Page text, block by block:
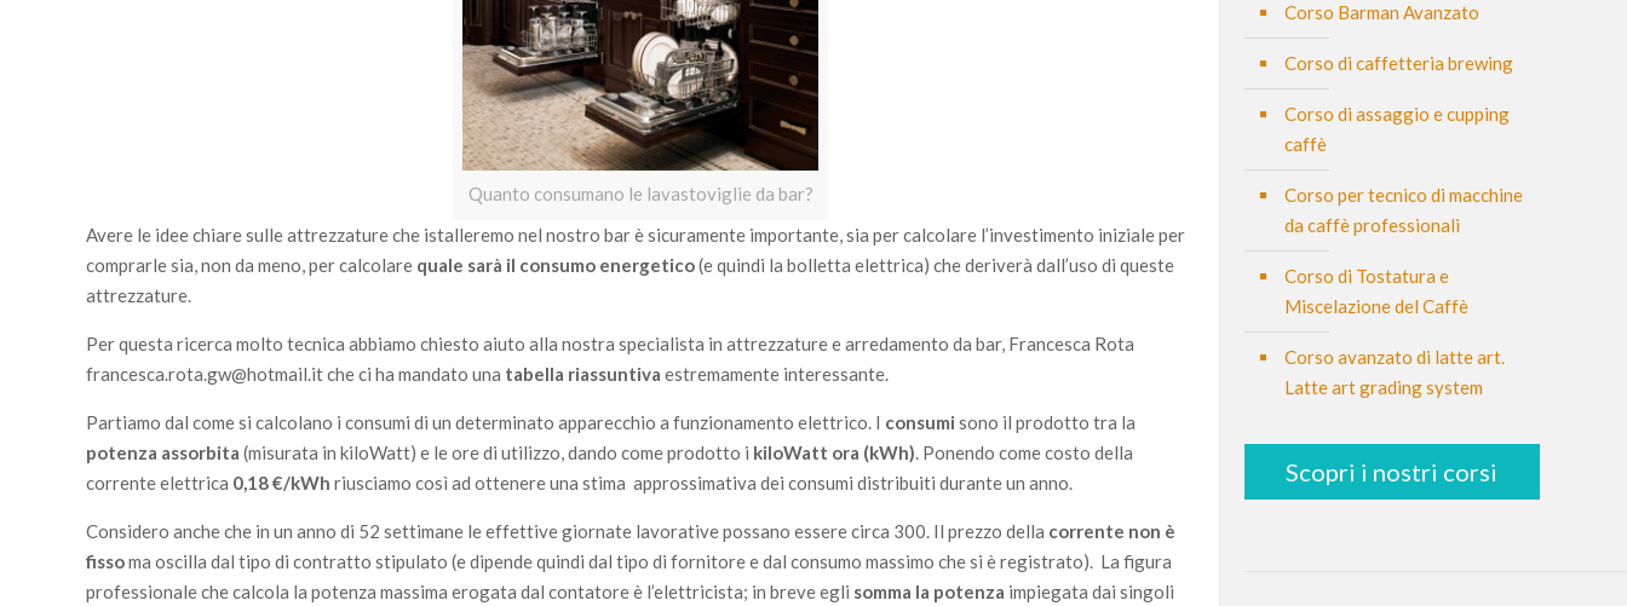
Quanto consumano le lavastoviglie da bar?
Avere le idee chiare sulle attrezzature che istalleremo nel nostro bar è sicuramente importante, sia per calcolare l’investimento iniziale per
comprarle sia, non da meno, per calcolare quale sarà il consumo energetico(e quindi la bolletta elettrica) che deriverà dall’uso di queste
attrezzature.
Per questa ricerca molto tecnica abbiamo chiesto aiuto alla nostra specialista in attrezzature e arredamento da bar, Francesca Rota
francesca.rota.gw@hotmail.itche ci ha mandato una tabella riassuntiva estremamente interessante.
Partiamo dal come si calcolano i consumi di un determinato apparecchio a funzionamento elettrico. I consumi sono il prodotto tra la
potenza assorbita (misurata in kiloWatt) e le ore di utilizzo, dando come prodotto i kiloWatt ora (kWh). Ponendo come costo della
corrente elettrica 0,18 €/kWh riusciamo così ad ottenere una stima approssimativa dei consumi distribuiti durante un anno.
Considero anche che in un anno di 52 settimane le effettive giornate lavorative possano essere circa 300. Il prezzo della corrente non è
fissoma oscilla dal tipo di contratto stipulato (e dipende quindi dal tipo di fornitore e dal consumo massimo che si è registrato). La figura
professionale che calcola la potenza massima erogata dal contatore è l’elettricista; in breve egli somma la potenza impiegata dai singoli
Corso Barman Avanzato
Corso di caffetteria brewing
Corso di assaggio e cupping
caffè
Corso per tecnico di macchine
da caffè professionali
Corso di Tostatura e
Miscelazione del Caffè
Corso avanzato di latte art.
Latte art grading system
Scopri i nostri corsi